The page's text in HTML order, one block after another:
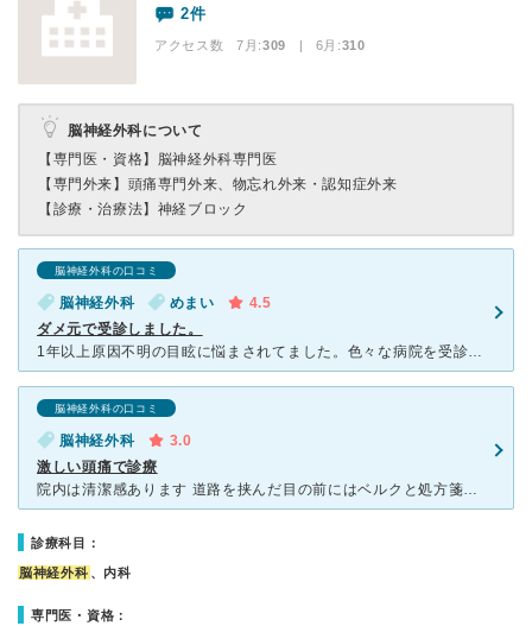
2件
アクセス数 7月:309 | 6月:310
脳神経外科について
【専門医・資格】 脳神経外科専門医
【専門外来】 頭痛専門外来、物忘れ外来・認知症外来
【診療・治療法】 神経ブロック
脳神経外科の口コミ
脳神経外科 めまい
4.5
ダメ元で受診しました。
1年以上原因不明の目眩に悩まされてました。色々な病院を受診しましたが全く治らず、ダメ元で受診しました。まさかの通院3回で目眩が治りました。もし原因不明の目眩で悩んでる方は受診してみて下さい。MRIもあ
脳神経外科の口コミ
脳神経外科
3.0
激しい頭痛で診療
院内は清潔感あります 道路を挟んだ目の前にはベルクと処方箋を扱っている薬屋があります 予約でも待ちますが予約ではなく行くとものすごく待ちます 再診の予約優先なので混み具合にもよりますが当日の飛び
診療科目：
脳神経外科 、内科
専門医・資格：